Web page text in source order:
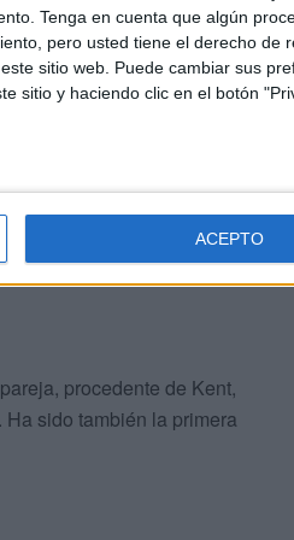
Tenga en cuenta que algún
pero usted tiene el derecho de
sitio web. Puede cambiar sus
sitio y haciendo clic en el botón
ACEPTO
ceutíes. La Autoridad
interés en el destinoy
cuando vuelvan a sus
suene en positivo en
procedente de Kent,
sido también la primera